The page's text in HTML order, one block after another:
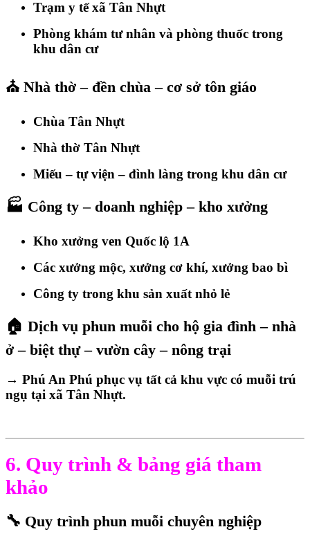
Trạm y tế xã Tân Nhựt
Phòng khám tư nhân và phòng thuốc trong
khu dân cư
⛪ Nhà thờ – đền chùa – cơ sở tôn giáo
Chùa Tân Nhựt
Nhà thờ Tân Nhựt
Miếu – tự viện – đình làng trong khu dân cư
🏭 Công ty – doanh nghiệp – kho xưởng
Kho xưởng ven Quốc lộ 1A
Các xưởng mộc, xưởng cơ khí, xưởng bao bì
Công ty trong khu sản xuất nhỏ lẻ
🏠 Dịch vụ phun muỗi cho hộ gia đình – nhà
ở – biệt thự – vườn cây – nông trại
→ Phú An Phú phục vụ tất cả khu vực có muỗi trú
ngụ tại xã Tân Nhựt.
6. Quy trình & bảng giá tham
khảo
🔧 Quy trình phun muỗi chuyên nghiệp